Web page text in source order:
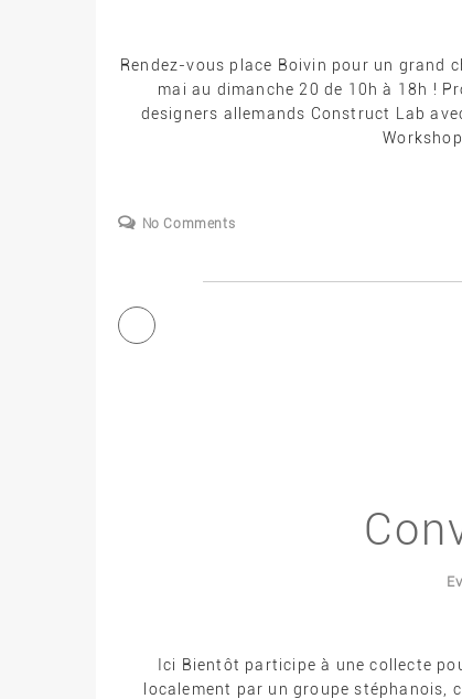
Rendez-vous place Boivin pour un grand
mai au dimanche 20 de 10h à 18h !
designers allemands Construct Lab
No Comments
Ici Bientôt participe à une collecte
localement par un groupe stéphanois,